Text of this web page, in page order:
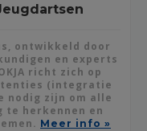
ontwikkeld door
en experts
richt zich op
(integratie
nodig zijn om alle
te herkennen en
Meer info »